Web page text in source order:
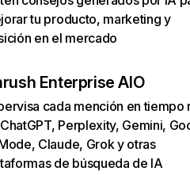
tu producto, marketing y
en el mercado
Enterprise AIO
cada mención en tiempo
Perplexity, Gemini,
Claude, Grok y otras
de búsqueda de IA